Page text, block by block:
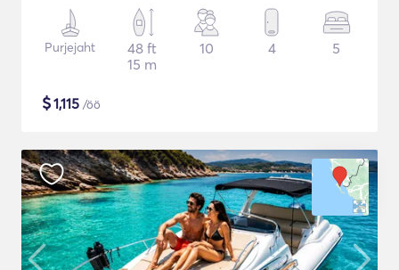
Purjejaht
48 ft
15 m
10 4 5
$1,115 /öö